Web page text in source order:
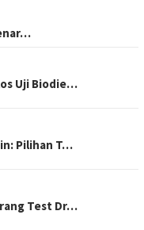
Uji Biodie…
Pilihan T…
Test Dr…